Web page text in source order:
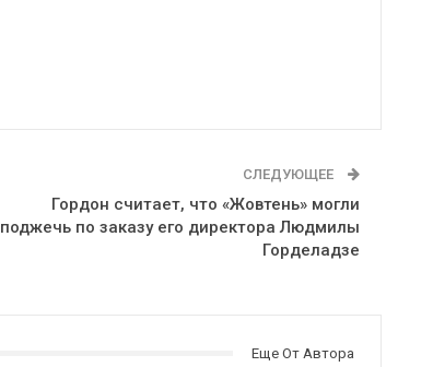
СЛЕДУЮЩЕЕ
Гордон считает, что «Жовтень» могли
поджечь по заказу его директора Людмилы
Горделадзе
Еще От Автора